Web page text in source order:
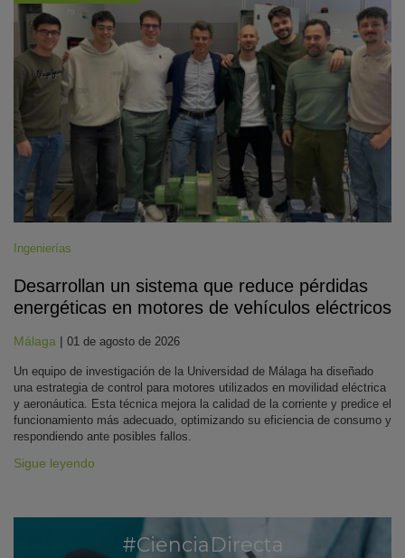
Ingenierías
Desarrollan un sistema que reduce pérdidas
energéticas en motores de vehículos eléctricos
Málaga | 01 de agosto de 2026
Un equipo de investigación de la Universidad de Málaga ha diseñado
una estrategia de control para motores utilizados en movilidad eléctrica
y aeronáutica. Esta técnica mejora la calidad de la corriente y predice el
funcionamiento más adecuado, optimizando su eficiencia de consumo y
respondiendo ante posibles fallos.
Sigue leyendo
#CienciaDirecta